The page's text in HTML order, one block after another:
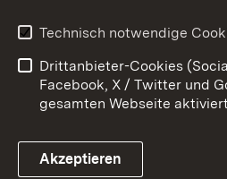
Link zum Landesportal
Impressum
Technisch notwendige
Drittanbieter-Cookies
Facebook, X / Twitter und
gesamten Webseite
Akzeptieren